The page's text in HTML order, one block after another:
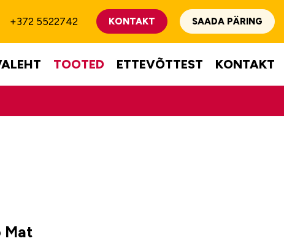
+372 5522742 KONTAKT SAADA PÄRING
TOOTED ETTEVÕTTEST KONTAKT
Mat